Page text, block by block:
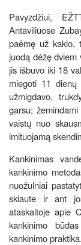
Pavyzdžiui,
Antaviliuose
paėmę už
juodą dėžę
jis išbuvo iki 18
miegoti 11
užmigdavo,
garsu;
vaistų nuo
imituojamą
Kankinimas
kankinimo
nuožulniai
skiaute ir ant
ataskaitoje apie
kankinimo
kankinimo praktika.